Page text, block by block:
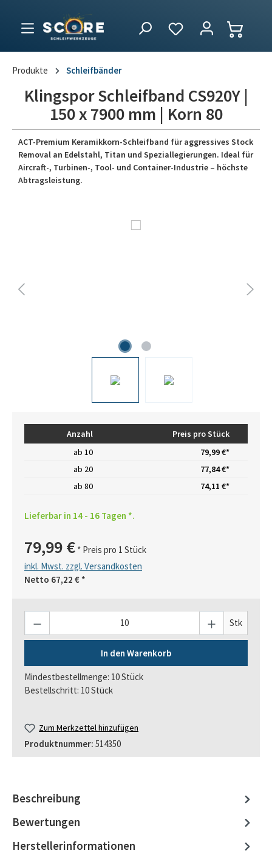
Produkte Schleifbänder
Klingspor Schleifband CS920Y |
150 x 7900 mm | Korn 80
ACT-Premium Keramikkorn-Schleifband für aggressives Stock
Removal an Edelstahl, Titan und Speziallegierungen. Ideal für
Aircraft-, Turbinen-, Tool- und Container-Industrie – höchste
Abtragsleistung.
Anzahl
Preis pro Stück
ab 10
79,99 €*
ab 20
77,84 €*
ab 80 74,11 €*
Lieferbar in 14 - 16 Tagen *.
79,99 € * Preis pro 1 Stück
inkl. Mwst. zzgl. Versandkosten
Netto 67,22 € *
Stk
In den Warenkorb
Mindestbestellmenge: 10 Stück
Bestellschritt: 10 Stück
Zum Merkzettel hinzufügen
Produktnummer: 514350
Beschreibung
Bewertungen
Herstellerinformationen